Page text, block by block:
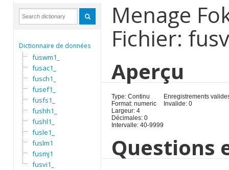
Dictionnaire de données
fuswm1_
fusac1_
fusch1_
fusef1_
fusfs1_
fushh1_
fushl1_
fusle1_
fuslm1
fusmj1
fusvi1_
Menage
Fichier:
Aperçu
Type: Continu
Format: numeric
Largeur: 4
Décimales: 0
Intervalle: 40-9999
Enregistrements
Invalide: 0
Questions